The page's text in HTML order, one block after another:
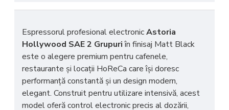
Espressorul profesional electronicAstoria
Hollywood SAE 2 Grupuriîn finisaj Matt Black
este o alegere premium pentru cafenele,
restaurante și locații HoReCa care își doresc
performanță constantă și un design modern,
elegant. Construit pentru utilizare intensivă, acest
model oferă control electronic precis al dozării,